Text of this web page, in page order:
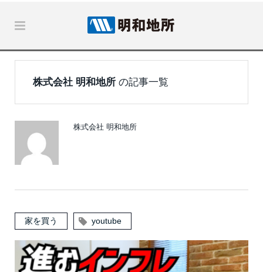
株式会社 明和地所 の記事一覧
株式会社 明和地所
家を買う youtube